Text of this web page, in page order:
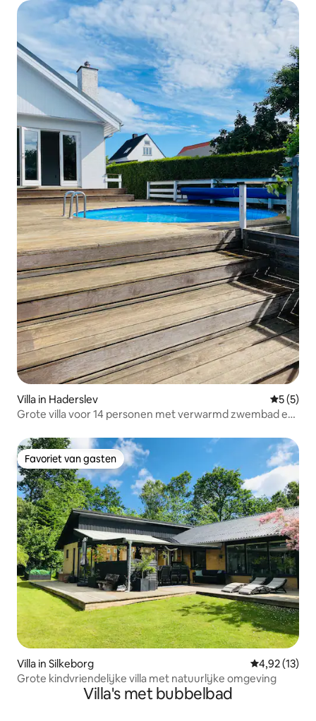
Villa in Haderslev
5 (5)
Grote villa voor 14 personen met verwarmd zwembad en
Favoriet van gasten
Favoriet van gasten
Villa in Silkeborg Gemiddelde
4,92 (13)
Grote kindvriendelijke villa met natuurlijke omgeving
Villa's met bubbelbad